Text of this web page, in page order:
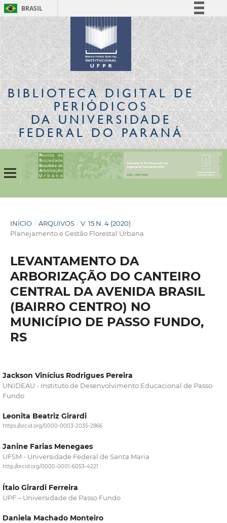
BRASIL
Simplifique!
Comunica BR
Participe
Acesso à informação
Legislação
Canais
BIBLIOTECA DIGITALDE
PERIÓDICOS
DA UNIVERSIDADE
FEDERAL DO PARANÁ
INÍCIO / ARQUIVOS / V. 15 N. 4 (2020) /
Planejamento e Gestão Florestal Urbana
LEVANTAMENTO DA
ARBORIZAÇÃO DO CANTEIRO
CENTRAL DA AVENIDA BRASIL
(BAIRRO CENTRO) NO
MUNICÍPIO DE PASSO FUNDO,
RS
Jackson Vinícius Rodrigues Pereira
UNIDEAU - Instituto de Desenvolvimento Educacional de Passo
Fundo
Leonita Beatriz Girardi
https://orcid.org/0000-0003-2035-2866
Janine Farias Menegaes
UFSM - Universidade Federal de Santa Maria
http://orcid.org/0000-0001-6053-4221
Ítalo Girardi Ferreira
UPF – Universidade de Passo Fundo
Daniela Machado Monteiro